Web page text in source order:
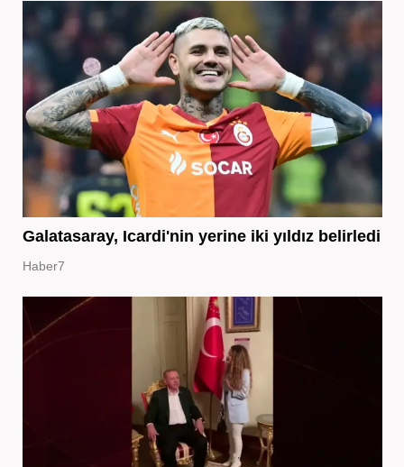
Galatasaray, Icardi'nin yerine iki yıldız belirledi
Haber7